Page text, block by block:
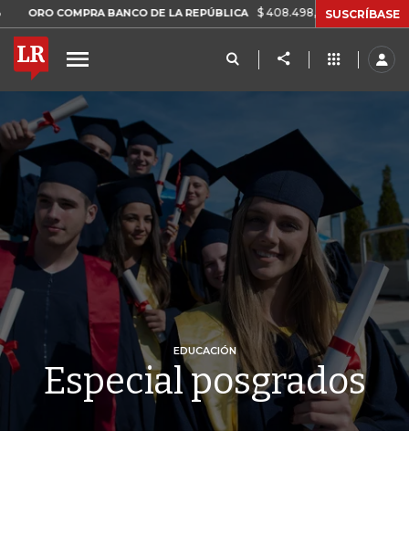
COMPRA BANCO DE LA REPÚBLICA $ 408.498,97 +$ 8.753,81 +2,19%
SUSCRÍBASE
EDUCACIÓN
Especial posgrados